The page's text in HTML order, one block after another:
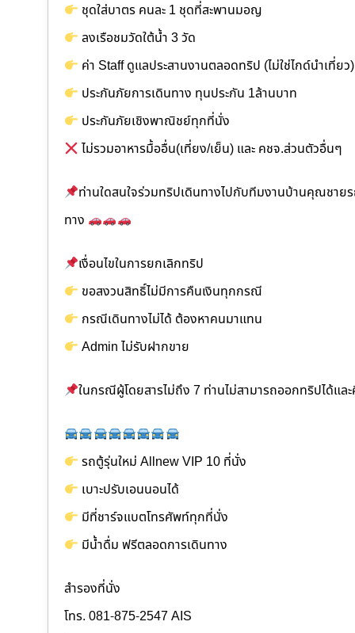
ชุดใส่บาตร คนละ 1 ชุดที่สะพานมอญ
ลงเรือชมวัดใต้น้ำ 3 วัด
ค่า Staff ดูแลประสานงานตลอดทริป (ไม่ใช่ไกด์นำเที่ยว)
ประกันภัยการเดินทาง ทุนประกัน 1ล้านบาท
ประกันภัยเชิงพาณิชย์ทุกที่นั่ง
ไม่รวมอาหารมื้ออื่น(เที่ยง/เย็น) และ คชจ.ส่วนตัวอื่นๆ
ท่านใดสนใจร่วมทริปเดินทางไปกับทีมงานบ้านคุณชา
ทาง
เงื่อนไขในการยกเลิกทริป
ขอสงวนสิทธิ์ไม่มีการคืนเงินทุกกรณี
กรณีเดินทางไม่ได้ ต้องหาคนมาแทน
Admin ไม่รับฝากขาย
ในกรณีผู้โดยสารไม่ถึง 7 ท่านไม่สามารถออกทริปได้แล
รถตู้รุ่นใหม่ Allnew VIP 10 ที่นั่ง
เบาะปรับเอนนอนได้
มีที่ชาร์จแบตโทรศัพท์ทุกที่นั่ง
มีน้ำดื่ม ฟรีตลอดการเดินทาง
สำรองที่นั่ง
โทร. 081-875-2547 AIS